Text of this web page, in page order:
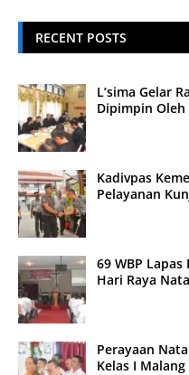
RECENT POSTS
L’sima Gelar
Dipimpin Oleh
Kadivpas
Pelayanan
69 WBP
Hari Raya
Perayaan
Kelas I Malang